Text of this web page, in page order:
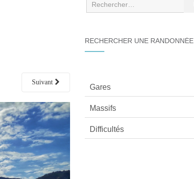
Suivant
:
RECHERCHER UNE RANDONNÉE
Gares
Massifs
Difficultés